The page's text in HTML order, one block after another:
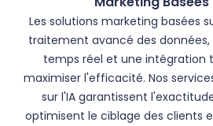
Les solutions marketing basées
traitement avancé des
temps réel et une intégration
maximiser l'efficacité. Nos
sur l'IA garantissent
optimisent le ciblage des clients